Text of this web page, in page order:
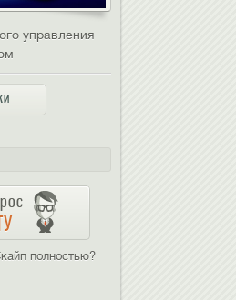
управления
полностью?